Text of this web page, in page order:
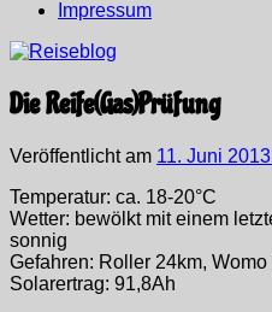
Impressum
Die Reife(Gas)Prüfung
Veröffentlicht am 11. Juni 2013
Temperatur: ca. 18-20°C
Wetter: bewölkt mit einem
sonnig
Gefahren: Roller 24km, Womo
Solarertrag: 91,8Ah